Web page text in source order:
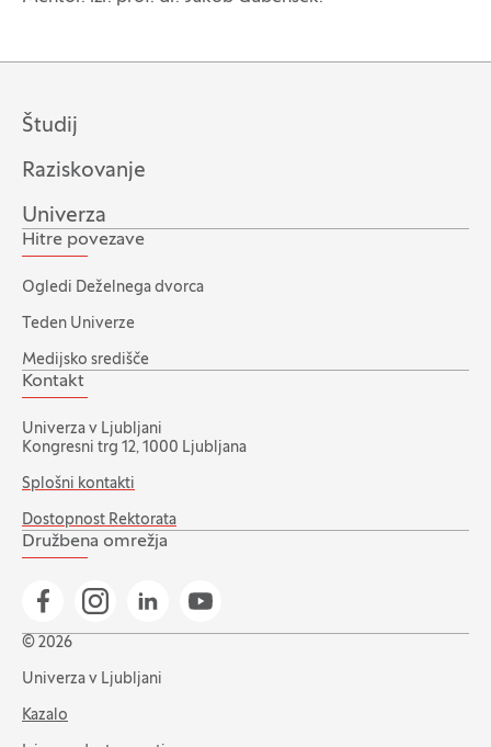
Študij
Raziskovanje
Univerza
Hitre povezave
Ogledi Deželnega dvorca
Teden Univerze
Medijsko središče
Kontakt
Univerza v Ljubljani
Kongresni trg 12, 1000 Ljubljana
Splošni kontakti
Dostopnost Rektorata
Družbena omrežja
Pojdi na našo Facebook stran
Pojdi na našo Instagram stran
Pojdi na Linkedin stran
Pojdi na YouTube stran
© 2026
Univerza v Ljubljani
Kazalo